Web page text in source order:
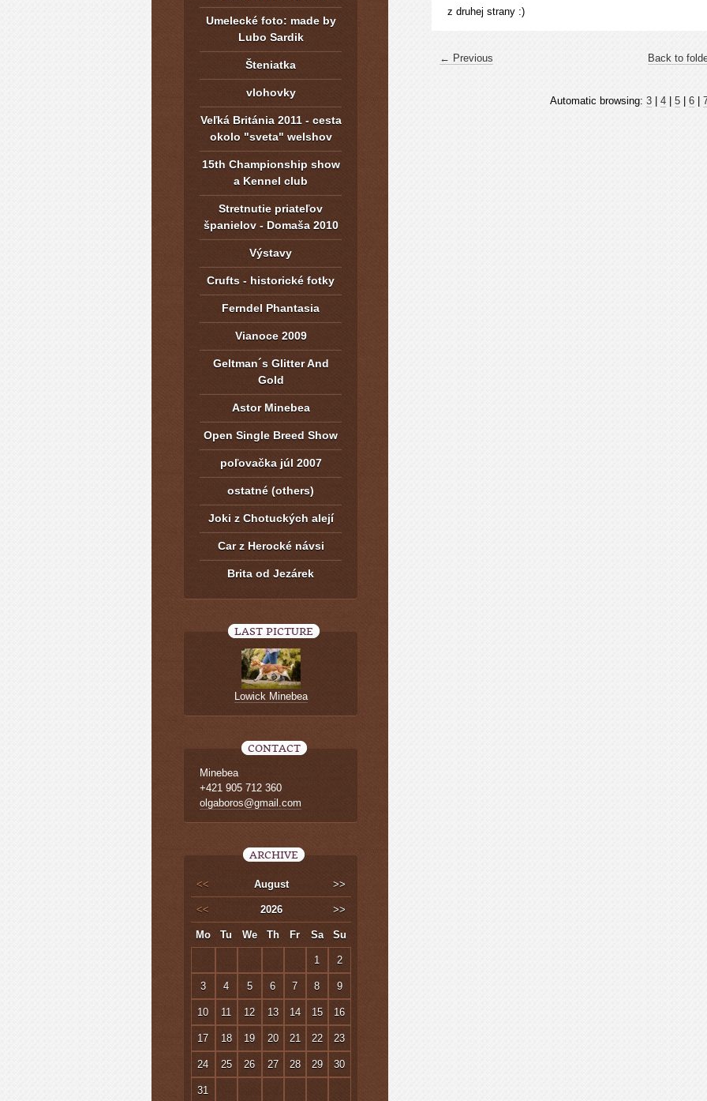
z druhej strany :)
← Previous Back to
Automatic browsing: 3 4 5 6
Umelecké foto: made by
Lubo Sardik
Šteniatka
vlohovky
Veľká Británia 2011 - cesta
okolo "sveta" welshov
15th Championship show
a Kennel club
Stretnutie priateľov
španielov - Domaša 2010
Výstavy
Crufts - historické fotky
Ferndel Phantasia
Vianoce 2009
Geltman´s Glitter And
Gold
Astor Minebea
Open Single Breed Show
poľovačka júl 2007
ostatné (others)
Joki z Chotuckých alejí
Car z Herocké návsi
Brita od Jezárek
LAST PICTURE
Lowick Minebea
CONTACT
Minebea
+421 905 712 360
olgaboros@gmail.com
ARCHIVE
<< August >>
<< 2026 >>
Mo Tu We Th Fr Sa Su
1 2
3 4 5 6 7 8 9
10 11 12 13 14 15 16
17 18 19 20 21 22 23
24 25 26 27 28 29 30
31